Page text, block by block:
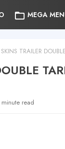
folder_open MEGA
SKINS TRAILER
read